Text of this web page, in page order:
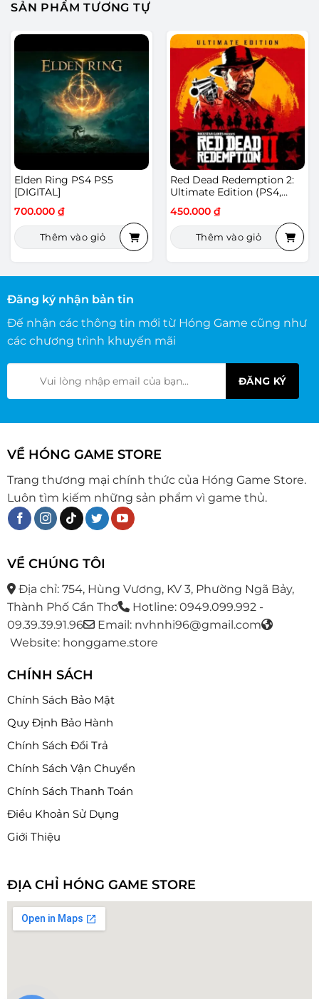
SẢN PHẨM TƯƠNG TỰ
Elden Ring PS4 PS5
[DIGITAL]
700.000 ₫
Thêm vào giỏ
Red Dead Redemption 2:
Ultimate Edition (PS4,
PS5) [DIGITAL]
450.000 ₫
Thêm vào giỏ
Đăng ký nhận bản tin
Đế nhận các thông tin mới từ Hóng Game cũng như
các chương trình khuyến mãi
VỀ HÓNG GAME STORE
Trang thương mại chính thức của Hóng Game Store.
Luôn tìm kiếm những sản phẩm vì game thủ.
VỀ CHÚNG TÔI
Địa chỉ: 754, Hùng Vương, KV 3, Phường Ngã Bảy,
Thành Phố Cần Thơ
Hotline: 0949.099.992 -
09.39.39.91.96
Email: nvhnhi96@gmail.com
Website: honggame.store
CHÍNH SÁCH
Chính Sách Bảo Mật
Quy Định Bảo Hành
Chính Sách Đổi Trả
Chính Sách Vận Chuyển
Chính Sách Thanh Toán
Điều Khoản Sử Dụng
Giới Thiệu
ĐỊA CHỈ HÓNG GAME STORE